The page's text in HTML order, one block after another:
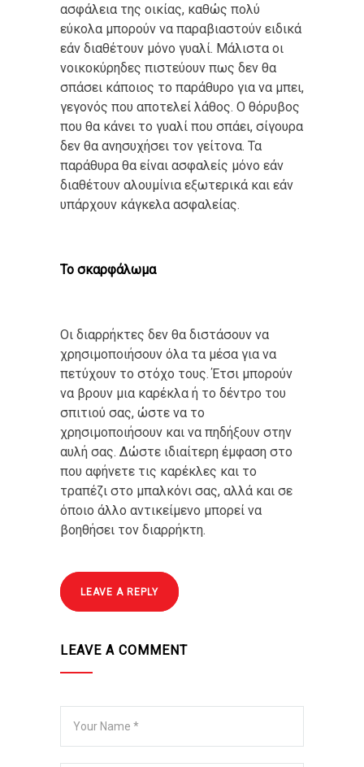
ασφάλεια της οικίας, καθώς πολύ
εύκολα μπορούν να παραβιαστούν ειδικά
εάν διαθέτουν μόνο γυαλί. Μάλιστα οι
νοικοκύρηδες πιστεύουν πως δεν θα
σπάσει κάποιος το παράθυρο για να μπει,
γεγονός που αποτελεί λάθος. Ο θόρυβος
που θα κάνει το γυαλί που σπάει, σίγουρα
δεν θα ανησυχήσει τον γείτονα. Τα
παράθυρα θα είναι ασφαλείς μόνο εάν
διαθέτουν αλουμίνια εξωτερικά και εάν
υπάρχουν κάγκελα ασφαλείας.
Το σκαρφάλωμα
Οι διαρρήκτες δεν θα διστάσουν να
χρησιμοποιήσουν όλα τα μέσα για να
πετύχουν το στόχο τους. Έτσι μπορούν
να βρουν μια καρέκλα ή το δέντρο του
σπιτιού σας, ώστε να το
χρησιμοποιήσουν και να πηδήξουν στην
αυλή σας. Δώστε ιδιαίτερη έμφαση στο
που αφήνετε τις καρέκλες και το
τραπέζι στο μπαλκόνι σας, αλλά και σε
όποιο άλλο αντικείμενο μπορεί να
βοηθήσει τον διαρρήκτη.
LEAVE A REPLY
LEAVE A COMMENT